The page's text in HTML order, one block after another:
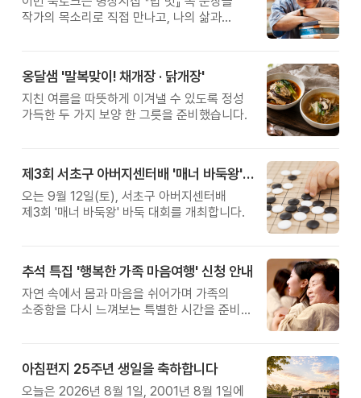
작가의 목소리로 직접 만나고, 나의 삶과
옹달샘 '말복맞이! 채개장 · 닭개장'
지친 여름을 따뜻하게 이겨낼 수 있도록 정성
가득한 두 가지 보양 한 그릇을 준비했습니다.
제3회 서초구 아버지센터배 '매너 바둑왕' 대회
오는 9월 12일(토), 서초구 아버지센터배
제3회 '매너 바둑왕' 바둑 대회를 개최합니다.
추석 특집 '행복한 가족 마음여행' 신청 안내
자연 속에서 몸과 마음을 쉬어가며 가족의
소중함을 다시 느껴보는 특별한 시간을 준비해
아침편지 25주년 생일을 축하합니다
오늘은 2026년 8월 1일, 2001년 8월 1일에